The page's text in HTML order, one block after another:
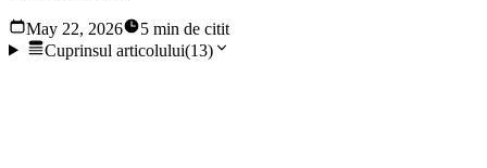
May 22, 2026
5 min de citit
Cuprinsul articolului(13)